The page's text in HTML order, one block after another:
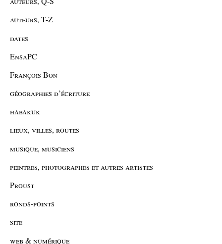
auteurs, T-Z
dates
EnsaPC
François Bon
géographies d’écriture
habakuk
lieux, villes, routes
musique, musiciens
peintres, photographes et autres artistes
Proust
ronds-points
site
web & numérique